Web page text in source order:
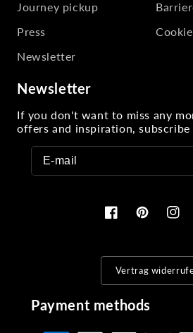
Journey pickup
Press
Newsletter
Newsletter
If you don't want to miss any
offers and inspiration,
FacebookPinterest
Vertrag
Payment methods